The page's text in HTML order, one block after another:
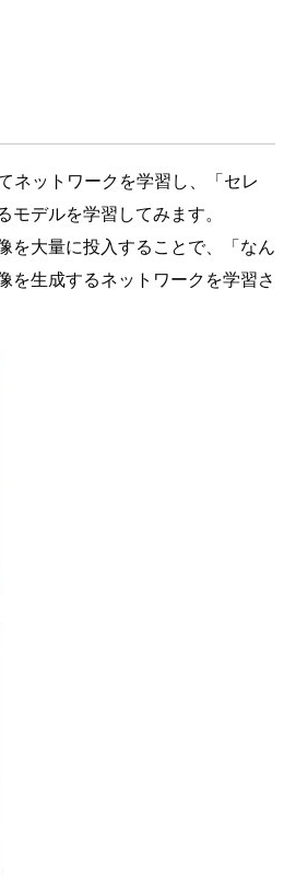
ネットワークを学習し、「セレ
デルを学習してみます。
を大量に投入することで、「なん
を生成するネットワークを学習さ